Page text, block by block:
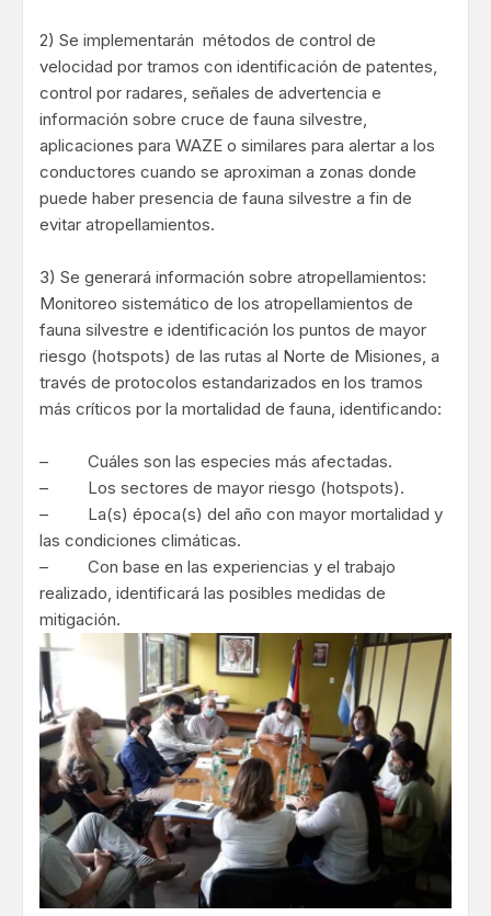
2) Se implementarán métodos de control de
velocidad por tramos con identificación de patentes,
control por radares, señales de advertencia e
información sobre cruce de fauna silvestre,
aplicaciones para WAZE o similares para alertar a los
conductores cuando se aproximan a zonas donde
puede haber presencia de fauna silvestre a fin de
evitar atropellamientos.
3) Se generará información sobre atropellamientos:
Monitoreo sistemático de los atropellamientos de
fauna silvestre e identificación los puntos de mayor
riesgo (hotspots) de las rutas al Norte de Misiones, a
través de protocolos estandarizados en los tramos
más críticos por la mortalidad de fauna, identificando:
– Cuáles son las especies más afectadas.
– Los sectores de mayor riesgo (hotspots).
– La(s) época(s) del año con mayor mortalidad y
las condiciones climáticas.
– Con base en las experiencias y el trabajo
realizado, identificará las posibles medidas de
mitigación.